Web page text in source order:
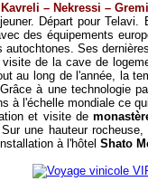
– Nekressi –
Départ pour Telavi.
des équipements
autochtones. Ses
visite de la cave de
au long de l'année, la
Grâce à une technologie
à l'échelle mondiale ce
et visite de
une hauteur
Installation à l'hôtel Shato